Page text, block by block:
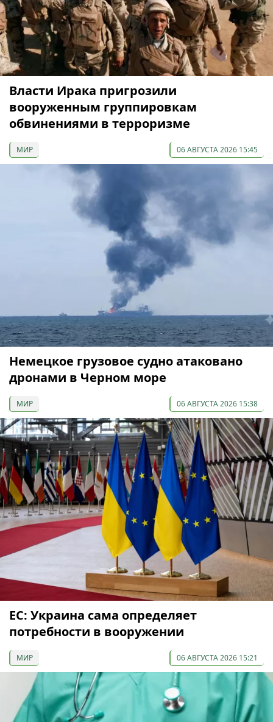
Власти Ирака пригрозили
вооруженным группировкам
обвинениями в терроризме
МИР 06 АВГУСТА 2026 15:45
Немецкое грузовое судно атаковано
дронами в Черном море
МИР 06 АВГУСТА 2026 15:38
ЕС: Украина сама определяет
потребности в вооружении
МИР 06 АВГУСТА 2026 15:21